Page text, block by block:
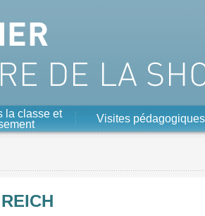
la classe et
Visites pédagogiques